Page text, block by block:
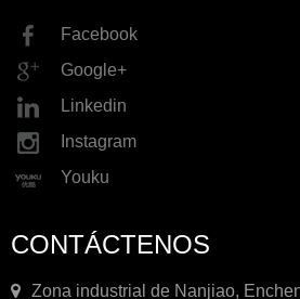
Facebook
Google+
Linkedin
Instagram
Youku
CONTÁCTENOS
Zona industrial de Nanjiao,